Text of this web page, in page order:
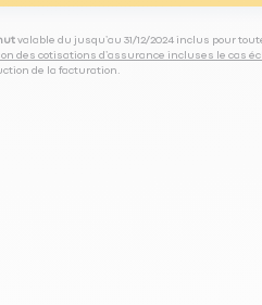
valable du jusqu’au 31/12/2024 inclus pour
des cotisations d’assurance incluses le cas
de la facturation.